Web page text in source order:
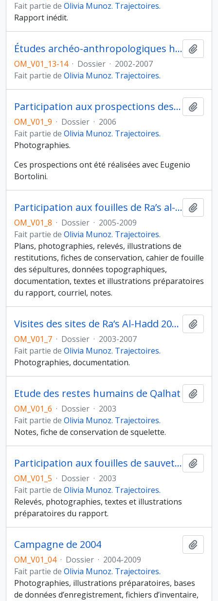
Fait partie de Olivia Munoz. Trajectoires.
Rapport inédit.
Études archéo-anthropologiques hors Arabie
OM_V01_13-14 · Dossier · 2002-2007
Fait partie de Olivia Munoz. Trajectoires.
Participation aux prospections des tombes Hafit de Zukait
OM_V01_9 · Dossier · 2006
Fait partie de Olivia Munoz. Trajectoires.
Photographies.
Ces prospections ont été réalisées avec Eugenio
Bortolini.
Participation aux fouilles de Ra’s al-Hamra RH-5, 2005
OM_V01_8 · Dossier · 2005-2009
Fait partie de Olivia Munoz. Trajectoires.
Plans, photographies, relevés, illustrations de
restitutions, fiches de conservation, cahier de fouille
des sépultures, données topographiques,
documentation, textes et illustrations préparatoires
du rapport, courriel, notes.
Visites des sites de Ra’s Al-Hadd 2003-2007
OM_V01_7 · Dossier · 2003-2007
Fait partie de Olivia Munoz. Trajectoires.
Photographies, documentation.
Etude des restes humains de Qalhat
OM_V01_6 · Dossier · 2003
Fait partie de Olivia Munoz. Trajectoires.
Notes, fiche de conservation de squelette.
Participation aux fouilles de sauvetage de la vieille mosquée de Bahla, 2003
OM_V01_5 · Dossier · 2003
Fait partie de Olivia Munoz. Trajectoires.
Relevés, photographies, textes et illustrations
préparatoires du rapport.
Campagne de 2004
OM_V01_04 · Dossier · 2004-2009
Fait partie de Olivia Munoz. Trajectoires.
Photographies, illustrations préparatoires, bases
de données d’enregistrement, fichiers d’inventaire,